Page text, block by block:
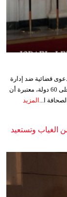
دعوى قضائية ضد إدارة
دونالد ترمب، الاثنين، على خلفية فرضه رسوماً جمركية على 60 دولة، معتبرة أن
ا... المزيد
الغياب وتستعيد